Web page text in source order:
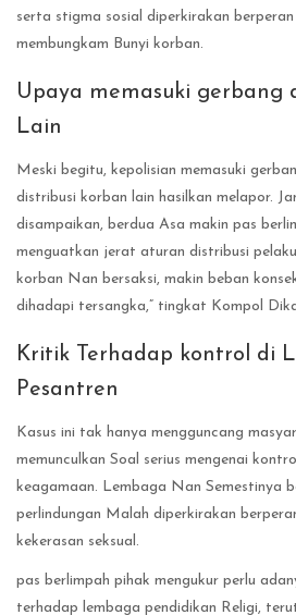
serta stigma sosial diperkirakan
membungkam Bunyi korban.
Upaya memasuki gerbang
Lain
Meski begitu, kepolisian memasuki
distribusi korban lain hasilkan melapor.
disampaikan, berdua Asa makin pas
menguatkan jerat aturan distribusi
korban Nan bersaksi, makin beban
dihadapi tersangka,” tingkat Kompol
Kritik Terhadap kontrol di
Pesantren
Kasus ini tak hanya mengguncang
memunculkan Soal serius mengenai
keagamaan. Lembaga Nan Semestinya
perlindungan Malah diperkirakan
kekerasan seksual.
pas berlimpah pihak mengukur perlu
terhadap lembaga pendidikan Religi,